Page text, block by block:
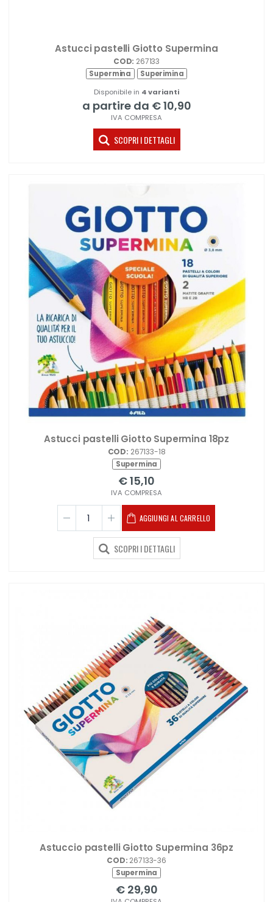
Astucci pastelli Giotto Supermina
COD: 267133
Supermina
Superimina
Disponibile in 4 varianti
a partire da € 10,90
IVA COMPRESA
SCOPRI I DETTAGLI
Astucci pastelli Giotto Supermina 18pz
COD: 267133-18
Supermina
€ 15,10
IVA COMPRESA
AGGIUNGI AL CARRELLO
SCOPRI I DETTAGLI
Astuccio pastelli Giotto Supermina 36pz
COD: 267133-36
Supermina
€ 29,90